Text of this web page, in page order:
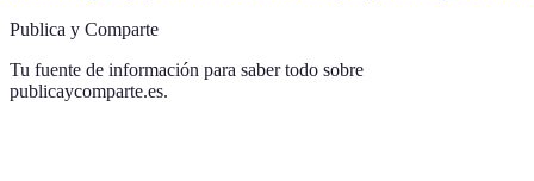
Publica y Comparte
Tu fuente de información para saber todo sobre
publicaycomparte.es.